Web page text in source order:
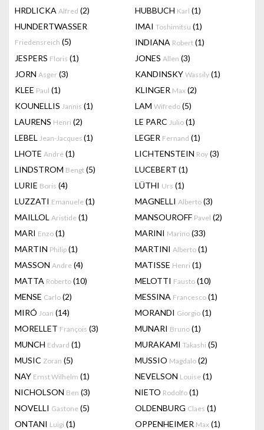
HRDLICKA Alfred (2) HUBBUCH Karl (1)
HUNDERTWASSER
Friedensreich (5)
IMAI Toshimitsu (1)
INDIANA Robert (1)
JESPERS Floris (1) JONES Allen (3)
JORN Asger (3) KANDINSKY Wassily (1)
KLEE Paul (1) KLINGER Max (2)
KOUNELLIS Jannis (1) LAM Wifredo (5)
LAURENS Henri (2) LE PARC Julio (1)
LEBEL Jean-Jacques (1) LEGER Fernand (1)
LHOTE André (1) LICHTENSTEIN Roy (3)
LINDSTROM Bengt (5) LUCEBERT (1)
LURIE Boris (4) LÜTHI Urs (1)
LUZZATI Emanuele (1) MAGNELLI Alberto (3)
MAILLOL Aristide (1) MANSOUROFF Pavel (2)
MARI Enzo (1) MARINI Marino (33)
MARTIN Philip (1) MARTINI Alberto (1)
MASSON Andre (4) MATISSE Henri (1)
MATTA Roberto (10) MELOTTI Fausto (10)
MENSE Carlo (2) MESSINA Francesco (1)
MIRÓ Joan (14) MORANDI Giorgio (1)
MORELLET François (3) MUNARI Bruno (1)
MUNCH Edvard (1) MURAKAMI Takashi (5)
MUSIC Zoran (5) MUSSIO Magdalo (2)
NAY Ernst Wilhelm (1) NEVELSON Louise (1)
NICHOLSON Ben (3) NIETO Rodolfo (1)
NOVELLI Gastone (5) OLDENBURG Claes (1)
ONTANI Luigi (1) OPPENHEIMER Max (1)